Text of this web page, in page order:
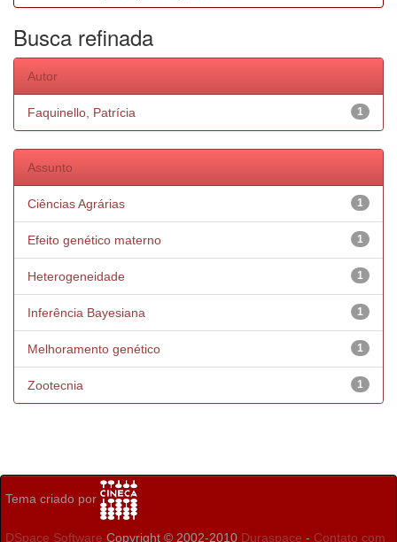
Busca refinada
Autor
1
Faquinello, Patrícia
Assunto
1
Ciências Agrárias
1
Efeito genético materno
1
Heterogeneidade
1
Inferência Bayesiana
1
Melhoramento genético
1
Zootecnia
Tema criado por
DSpace Software Copyright © 2002-2010 Duraspace - Contato com